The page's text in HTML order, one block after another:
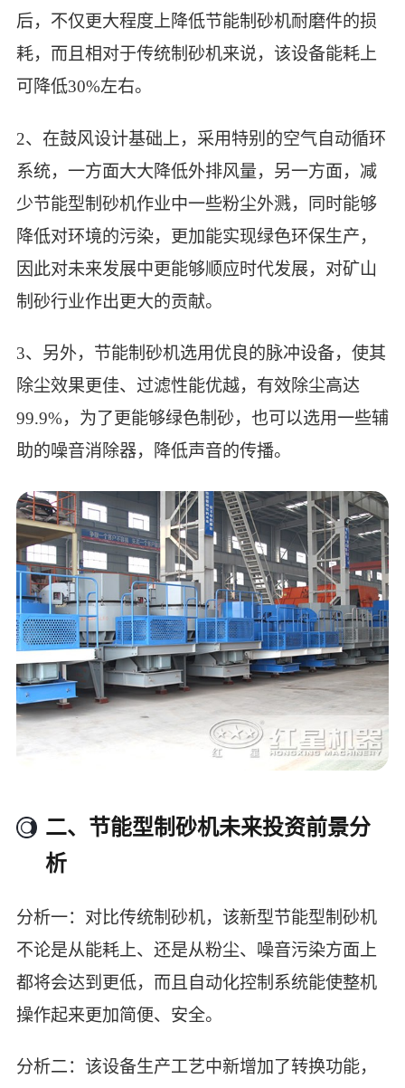
后，不仅更大程度上降低节能制砂机耐磨件的损
耗，而且相对于传统制砂机来说，该设备能耗上
可降低30%左右。
2、在鼓风设计基础上，采用特别的空气自动循环
系统，一方面大大降低外排风量，另一方面，减
少节能型制砂机作业中一些粉尘外溅，同时能够
降低对环境的污染，更加能实现绿色环保生产，
因此对未来发展中更能够顺应时代发展，对矿山
制砂行业作出更大的贡献。
3、另外，节能制砂机选用优良的脉冲设备，使其
除尘效果更佳、过滤性能优越，有效除尘高达
99.9%，为了更能够绿色制砂，也可以选用一些辅
助的噪音消除器，降低声音的传播。
二、节能型制砂机未来投资前景分
析
分析一：对比传统制砂机，该新型节能型制砂机
不论是从能耗上、还是从粉尘、噪音污染方面上
都将会达到更低，而且自动化控制系统能使整机
操作起来更加简便、安全。
分析二：该设备生产工艺中新增加了转换功能，